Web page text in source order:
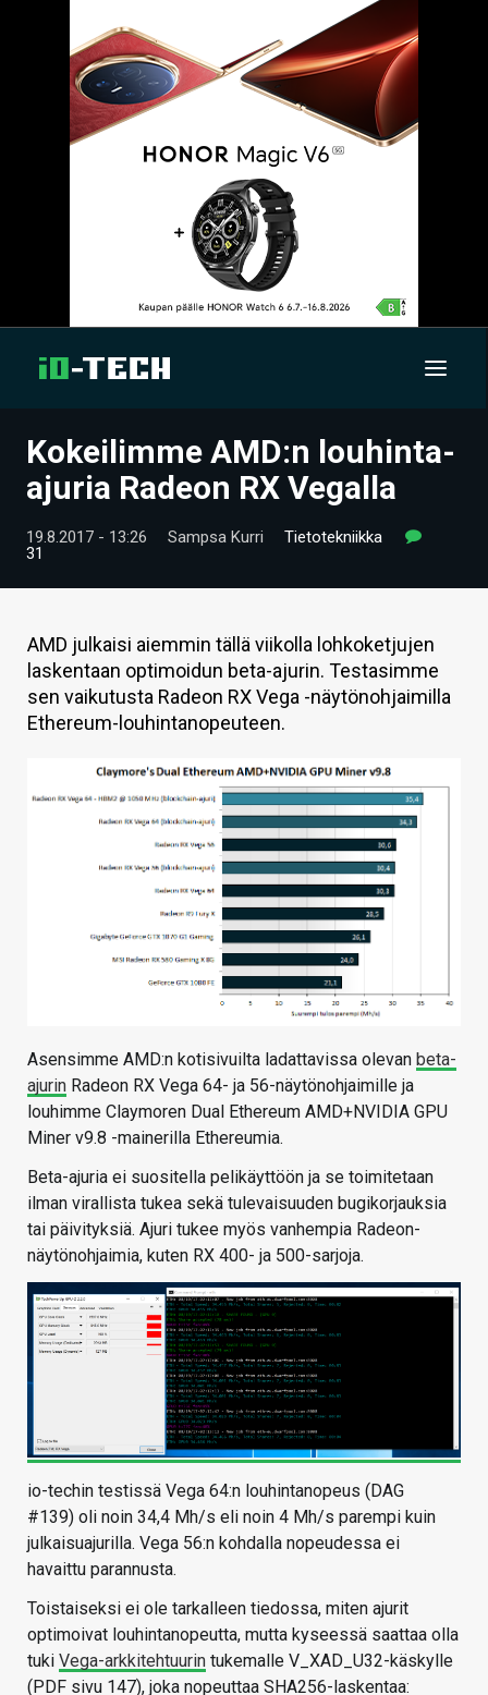
UUTISET
VIDEOT
TIETOA
HINTA.FI
VAIHDA TEEMA
Kokeilimme AMD:n louhinta-
ajuria Radeon RX Vegalla
19.8.2017 - 13:26 Sampsa Kurri
Tietotekniikka
31
AMD julkaisi aiemmin tällä viikolla lohkoketjujen
laskentaan optimoidun beta-ajurin. Testasimme
sen vaikutusta Radeon RX Vega -näytönohjaimilla
Ethereum-louhintanopeuteen.
Asensimme AMD:n kotisivuilta ladattavissa olevan beta-
ajurin Radeon RX Vega 64- ja 56-näytönohjaimille ja
louhimme Claymoren Dual Ethereum AMD+NVIDIA GPU
Miner v9.8 -mainerilla Ethereumia.
Beta-ajuria ei suositella pelikäyttöön ja se toimitetaan
ilman virallista tukea sekä tulevaisuuden bugikorjauksia
tai päivityksiä. Ajuri tukee myös vanhempia Radeon-
näytönohjaimia, kuten RX 400- ja 500-sarjoja.
io-techin testissä Vega 64:n louhintanopeus (DAG
#139) oli noin 34,4 Mh/s eli noin 4 Mh/s parempi kuin
julkaisuajurilla. Vega 56:n kohdalla nopeudessa ei
havaittu parannusta.
Toistaiseksi ei ole tarkalleen tiedossa, miten ajurit
optimoivat louhintanopeutta, mutta kyseessä saattaa olla
tuki Vega-arkkitehtuurin tukemalle V_XAD_U32-käskylle
(PDF sivu 147), joka nopeuttaa SHA256-laskentaa: